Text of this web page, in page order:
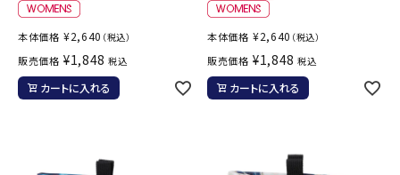
本体価格 ¥2,640 （税込）
販売価格 ¥1,848 税込
カートに入れる
本体価格 ¥2,640 （税込）
販売価格 ¥1,848 税込
カートに入れる